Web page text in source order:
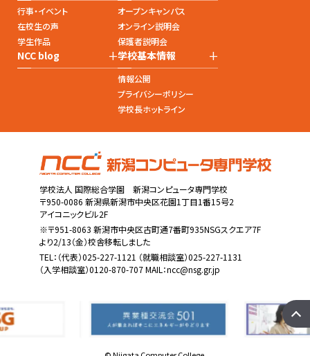
行事・イベント
在校生の声
学生作品
オープンキャンパス
オンライン説明会
保護者説明会
NCC blog +学校基本情報 +
情報公開
プライバシーポリシー
学校長ホットライン
学校法人 国際総合学園 新潟コンピュータ専門学校
〒950-0086 新潟県新潟市中央区花園1丁目1番15号2
アイコニックビル2F
※〒951-8063 新潟市中央区古町通7番町935NSGスクエア7F
より2/13（金）校舎移転しました
TEL： （代表）025-227-1121 （就職相談室）025-227-1131
（入学相談室）0120-870-707 MAIL：ncc@nsg.gr.jp